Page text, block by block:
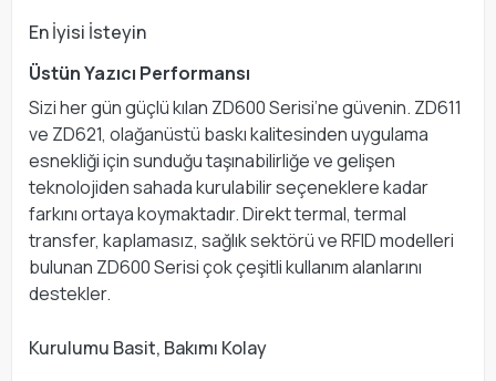
En İyisi İsteyin
Üstün Yazıcı Performansı
Sizi her gün güçlü kılan ZD600 Serisi’ne güvenin. ZD611
ve ZD621, olağanüstü baskı kalitesinden uygulama
esnekliği için sunduğu taşınabilirliğe ve gelişen
teknolojiden sahada kurulabilir seçeneklere kadar
farkını ortaya koymaktadır. Direkt termal, termal
transfer, kaplamasız, sağlık sektörü ve RFID modelleri
bulunan ZD600 Serisi çok çeşitli kullanım alanlarını
destekler.
Kurulumu Basit, Bakımı Kolay